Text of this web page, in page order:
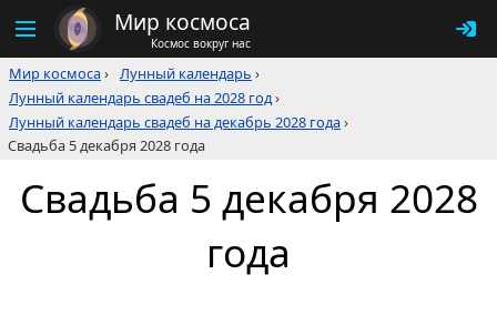
Мир космоса
Космос вокруг нас
Мир космоса› Лунный календарь ›
Лунный календарь свадеб на 2028 год›
Лунный календарь свадеб на декабрь 2028 года›
Свадьба 5 декабря 2028 года
Свадьба 5 декабря 2028
года